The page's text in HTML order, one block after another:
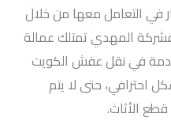
في التعامل معها من خلال
المهدي تمتلك عمالة
في نقل عفش الكويت
احترافي، حتى لا يتم
الأثاث.